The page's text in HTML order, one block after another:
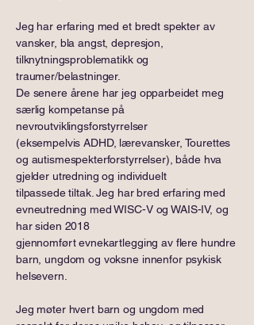
Jeg har erfaring med et bredt spekter av
vansker, bla angst, depresjon,
tilknytningsproblematikk og
traumer/belastninger.
De senere årene har jeg opparbeidet meg
særlig kompetanse på
nevroutviklingsforstyrrelser
(eksempelvis ADHD, lærevansker, Tourettes
og autismespekterforstyrrelser), både hva
gjelder utredning og individuelt
tilpassede tiltak. Jeg har bred erfaring med
evneutredning med WISC-V og WAIS-IV, og
har siden 2018
gjennomført evnekartlegging av flere hundre
barn, ungdom og voksne innenfor psykisk
helsevern.
Jeg møter hvert barn og ungdom med